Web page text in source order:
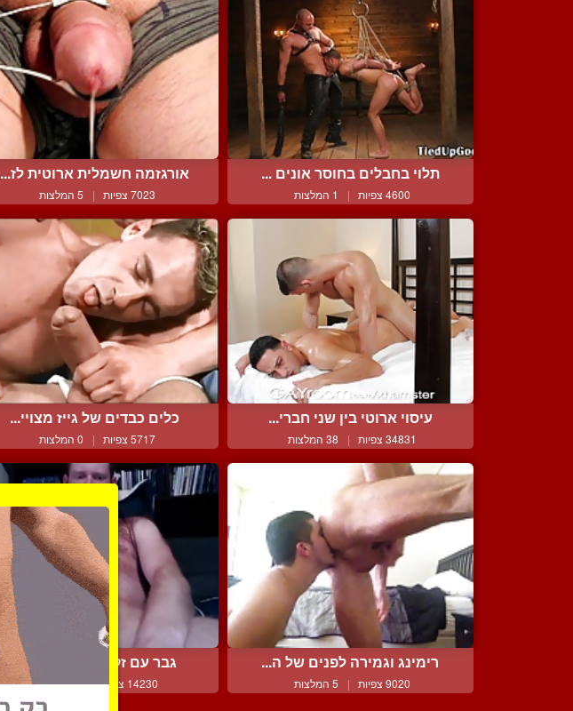
תלוי בחבלים בחוסר אונים ...
4600 צפיות | 1 המלצות
אורגזמה חשמלית ארוטית לז...
7023 צפיות | 5 המלצות
עיסוי ארוטי בין שני חברי...
34831 צפיות | 38 המלצות
כלים כבדים של גייז מצויי...
5717 צפיות | 0 המלצות
רימינג וגמירה לפנים של ה...
9020 צפיות | 5 המלצות
גבר עם זקן וזין ארוך עוש...
14230 צפיות | 3 המלצות